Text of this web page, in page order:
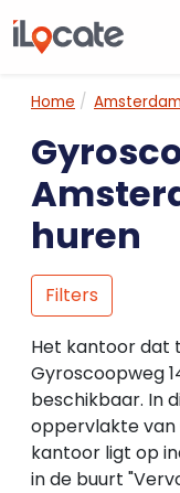
Home Amsterdam
huren
Filters
Het kantoor dat
Gyroscoopweg
beschikbaar. In
oppervlakte van
kantoor ligt op
in de buurt